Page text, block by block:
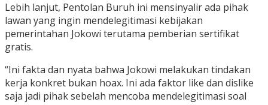
Lebih lanjut, Pentolan Buruh ini mensinyalir ada pihak
lawan yang ingin mendelegitimasi kebijakan
pemerintahan Jokowi terutama pemberian sertifikat
gratis.
“Ini fakta dan nyata bahwa Jokowi melakukan tindakan
kerja konkret bukan hoax. Ini ada faktor like dan dislike
saja jadi pihak sebelah mencoba mendelegitimasi soal